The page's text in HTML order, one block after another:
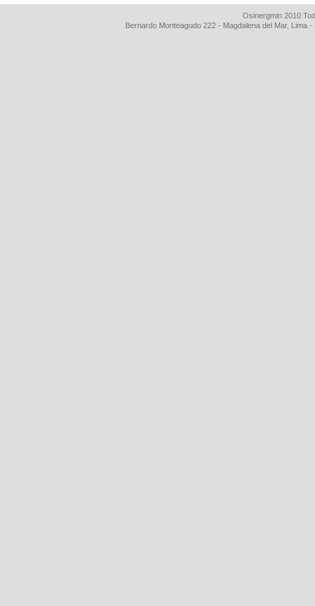
Osinergmin 2010
Bernardo Monteagudo 222 - Magdalena del Mar, Lima